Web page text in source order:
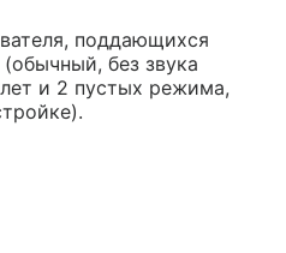
поддающихся
без звука
и 2 пустых режима,